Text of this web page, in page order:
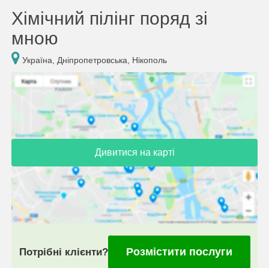
Хімічний пілінг поряд зі
мною
Україна, Дніпропетровська, Нікополь
Дивитися на карті
Потрібні клієнти? Розмістити послуги